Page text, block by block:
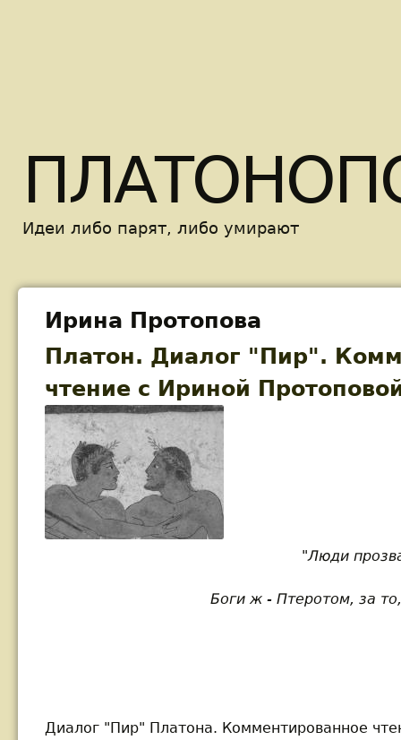
Идеи либо парят, либо умирают
Ирина Протопова
Платон. Диалог "Пир".
чтение с Ириной
"Люди
Боги ж - Птеротом, за
Диалог "Пир" Платона. Комментированное